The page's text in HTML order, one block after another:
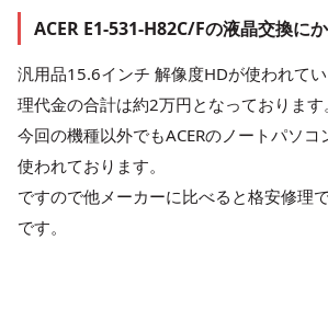
ACER E1-531-H82C/Fの液晶交換に
汎用品15.6インチ 解像度HDが使われて
理代金の合計は約2万円となっております。
今回の機種以外でもACERのノートパソコ
使われております。
ですので他メーカーに比べると格安修理
です。